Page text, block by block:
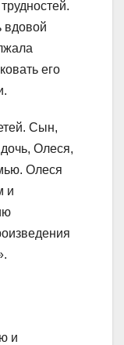
вдовой
его
Сын,
Олеся,
Олеся
и
и